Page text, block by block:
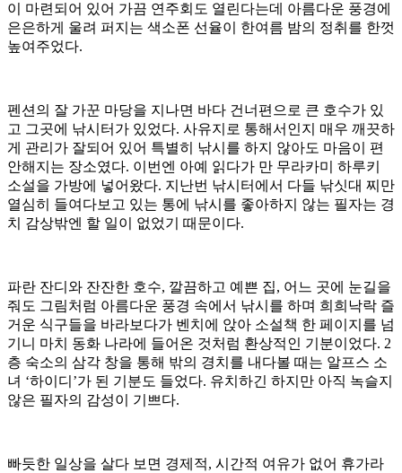
이 마련되어 있어 가끔 연주회도 열린다는데 아름다운 풍경에
은은하게 울려 퍼지는 색소폰 선율이 한여름 밤의 정취를 한껏
높여주었다.
펜션의 잘 가꾼 마당을 지나면 바다 건너편으로 큰 호수가 있
고 그곳에 낚시터가 있었다. 사유지로 통해서인지 매우 깨끗하
게 관리가 잘되어 있어 특별히 낚시를 하지 않아도 마음이 편
안해지는 장소였다. 이번엔 아예 읽다가 만 무라카미 하루키
소설을 가방에 넣어왔다. 지난번 낚시터에서 다들 낚싯대 찌만
열심히 들여다보고 있는 통에 낚시를 좋아하지 않는 필자는 경
치 감상밖엔 할 일이 없었기 때문이다.
파란 잔디와 잔잔한 호수, 깔끔하고 예쁜 집, 어느 곳에 눈길을
줘도 그림처럼 아름다운 풍경 속에서 낚시를 하며 희희낙락 즐
거운 식구들을 바라보다가 벤치에 앉아 소설책 한 페이지를 넘
기니 마치 동화 나라에 들어온 것처럼 환상적인 기분이었다. 2
층 숙소의 삼각 창을 통해 밖의 경치를 내다볼 때는 알프스 소
녀 ‘하이디’가 된 기분도 들었다. 유치하긴 하지만 아직 녹슬지
않은 필자의 감성이 기쁘다.
빠듯한 일상을 살다 보면 경제적, 시간적 여유가 없어 휴가라